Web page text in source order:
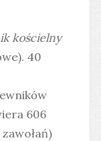
kościelny
40
606